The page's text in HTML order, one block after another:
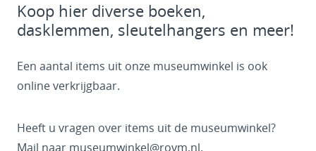
Koop hier diverse boeken,
dasklemmen, sleutelhangers en meer!
Een aantal items uit onze museumwinkel is ook
online verkrijgbaar.
Heeft u vragen over items uit de museumwinkel?
Mail naar museumwinkel@rovm.nl.